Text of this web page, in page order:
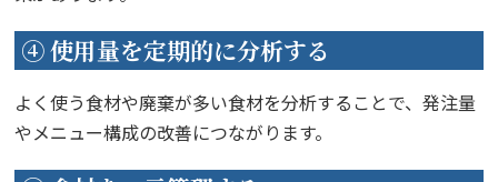
④ 使用量を定期的に分析する
よく使う食材や廃棄が多い食材を分析することで、発注量
やメニュー構成の改善につながります。